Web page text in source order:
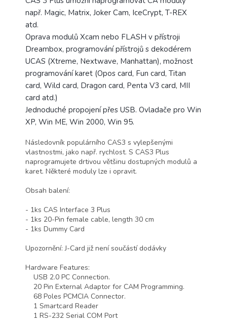
např. Magic, Matrix, Joker Cam, IceCrypt, T-REX
atd.
Oprava modulů Xcam nebo FLASH v přístroji
Dreambox, programování přístrojů s dekodérem
UCAS (Xtreme, Nextwave, Manhattan), možnost
programování karet (Opos card, Fun card, Titan
card, Wild card, Dragon card, Penta V3 card, MII
card atd.)
Jednoduché propojení přes USB. Ovladače pro Win
XP, Win ME, Win 2000, Win 95.
Následovník populárního CAS3 s vylepšenými
vlastnostmi, jako např. rychlost. S CAS3 Plus
naprogramujete drtivou většinu dostupných modulů a
karet. Některé moduly lze i opravit.
Obsah balení:
- 1ks CAS Interface 3 Plus
- 1ks 20-Pin female cable, length 30 cm
- 1ks Dummy Card
Upozornění: J-Card již není součástí dodávky
Hardware Features:
USB 2.0 PC Connection.
20 Pin External Adaptor for CAM Programming.
68 Poles PCMCIA Connector.
1 Smartcard Reader
1 RS-232 Serial COM Port